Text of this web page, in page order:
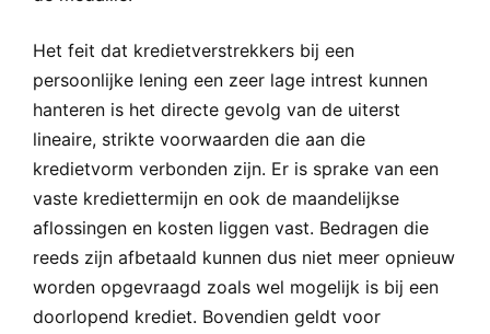
Het feit dat kredietverstrekkers bij een
persoonlijke lening een zeer lage intrest kunnen
hanteren is het directe gevolg van de uiterst
lineaire, strikte voorwaarden die aan die
kredietvorm verbonden zijn. Er is sprake van een
vaste krediettermijn en ook de maandelijkse
aflossingen en kosten liggen vast. Bedragen die
reeds zijn afbetaald kunnen dus niet meer opnieuw
worden opgevraagd zoals wel mogelijk is bij een
doorlopend krediet. Bovendien geldt voor